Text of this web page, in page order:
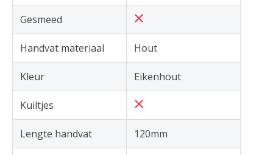
Gesmeed
Handvat materiaal Hout
Kleur Eikenhout
Kuiltjes
Lengte handvat 120mm